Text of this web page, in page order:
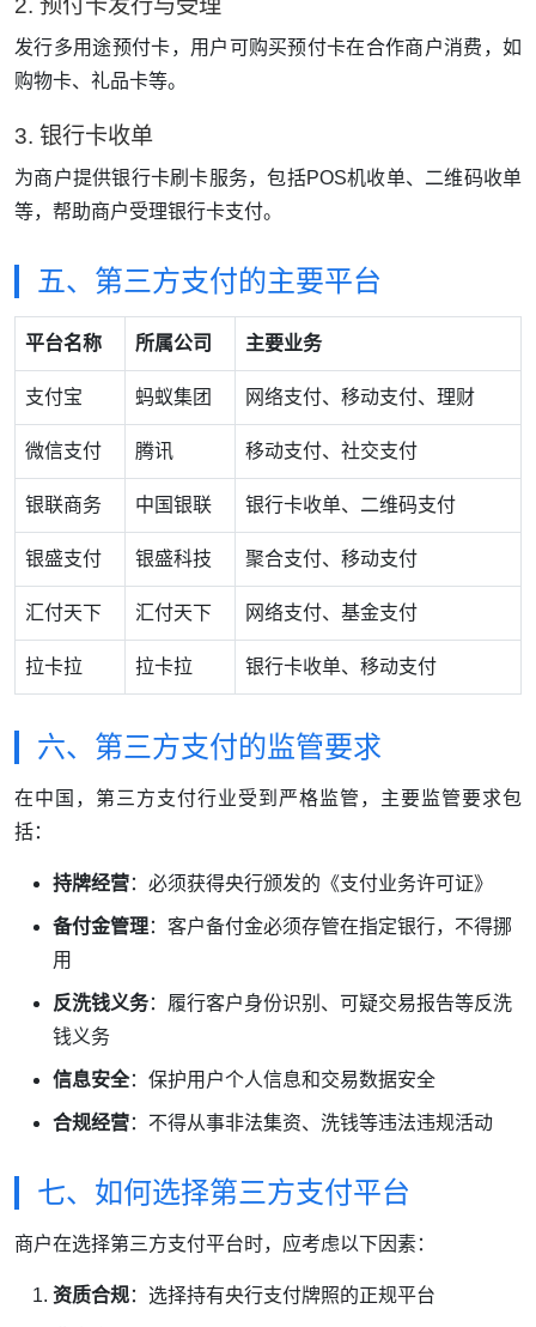
2. 预付卡发行与受理
发行多用途预付卡，用户可购买预付卡在合作商户消费，如
购物卡、礼品卡等。
3. 银行卡收单
为商户提供银行卡刷卡服务，包括POS机收单、二维码收单
等，帮助商户受理银行卡支付。
五、第三方支付的主要平台
平台名称 所属公司 主要业务
支付宝 蚂蚁集团 网络支付、移动支付、理财
微信支付 腾讯 移动支付、社交支付
银联商务 中国银联 银行卡收单、二维码支付
银盛支付 银盛科技 聚合支付、移动支付
汇付天下 汇付天下 网络支付、基金支付
拉卡拉 拉卡拉 银行卡收单、移动支付
六、第三方支付的监管要求
在中国，第三方支付行业受到严格监管，主要监管要求包
括：
持牌经营：必须获得央行颁发的《支付业务许可证》
备付金管理：客户备付金必须存管在指定银行，不得挪
用
反洗钱义务：履行客户身份识别、可疑交易报告等反洗
钱义务
信息安全：保护用户个人信息和交易数据安全
合规经营：不得从事非法集资、洗钱等违法违规活动
七、如何选择第三方支付平台
商户在选择第三方支付平台时，应考虑以下因素：
资质合规：选择持有央行支付牌照的正规平台